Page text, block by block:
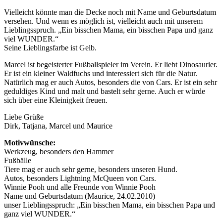
Vielleicht könnte man die Decke noch mit Name und Geburtsdatum
versehen. Und wenn es möglich ist, vielleicht auch mit unserem
Lieblingsspruch. „Ein bisschen Mama, ein bisschen Papa und ganz
viel WUNDER.“
Seine Lieblingsfarbe ist Gelb.
Marcel ist begeisterter Fußballspieler im Verein. Er liebt Dinosaurier.
Er ist ein kleiner Waldfuchs und interessiert sich für die Natur.
Natürlich mag er auch Autos, besonders die von Cars. Er ist ein sehr
geduldiges Kind und malt und bastelt sehr gerne. Auch er würde
sich über eine Kleinigkeit freuen.
Liebe Grüße
Dirk, Tatjana, Marcel und Maurice
Motivwünsche:
Werkzeug, besonders den Hammer
Fußbälle
Tiere mag er auch sehr gerne, besonders unseren Hund.
Autos, besonders Lightning McQueen von Cars.
Winnie Pooh und alle Freunde von Winnie Pooh
Name und Geburtsdatum (Maurice, 24.02.2010)
unser Lieblingsspruch: „Ein bisschen Mama, ein bisschen Papa und
ganz viel WUNDER.“